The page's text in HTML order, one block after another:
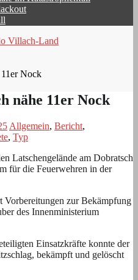
Villach-Land
Nock
nähe 11er Nock
Allgemein, Bericht,
, Typ
Latschengelände am Dobratsch
für die Feuerwehren in der
Vorbereitungen zur Bekämpfung
des Innenministerium
Einsatzkräfte konnte der
bekämpft und gelöscht